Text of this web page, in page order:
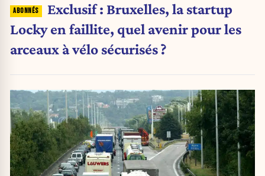
Exclusif : Bruxelles, la startup
Locky en faillite, quel avenir pour les
arceaux à vélo sécurisés ?